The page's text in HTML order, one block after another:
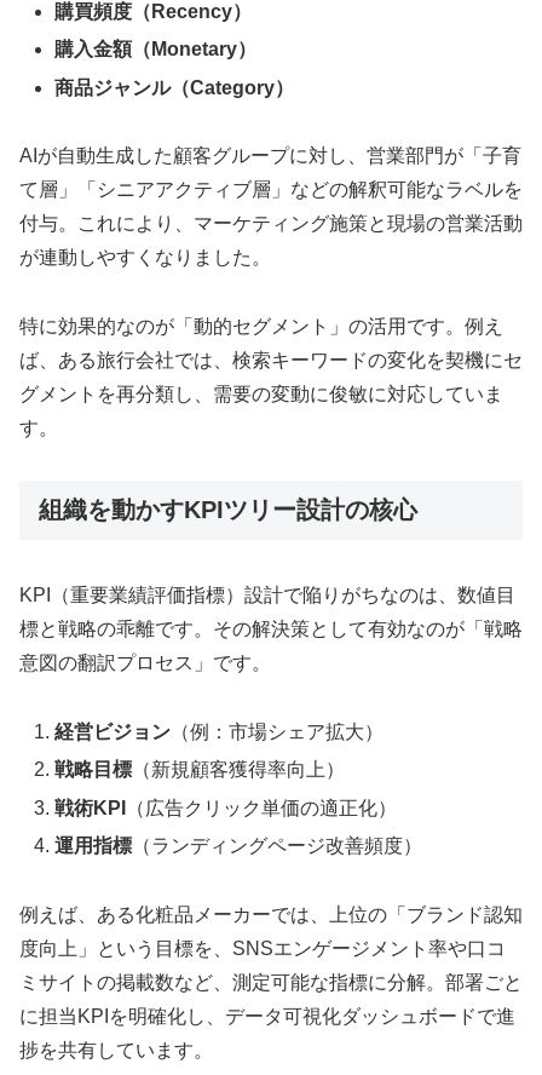
購買頻度（Recency）
購入金額（Monetary）
商品ジャンル（Category）
AIが自動生成した顧客グループに対し、営業部門が「子育
て層」「シニアアクティブ層」などの解釈可能なラベルを
付与。これにより、マーケティング施策と現場の営業活動
が連動しやすくなりました。
特に効果的なのが「動的セグメント」の活用です。例え
ば、ある旅行会社では、検索キーワードの変化を契機にセ
グメントを再分類し、需要の変動に俊敏に対応していま
す。
組織を動かすKPIツリー設計の核心
KPI（重要業績評価指標）設計で陥りがちなのは、数値目
標と戦略の乖離です。その解決策として有効なのが「戦略
意図の翻訳プロセス」です。
経営ビジョン （例：市場シェア拡大）
戦略目標 （新規顧客獲得率向上）
戦術KPI
（広告クリック単価の適正化）
運用指標 （ランディングページ改善頻度）
例えば、ある化粧品メーカーでは、上位の「ブランド認知
度向上」という目標を、SNSエンゲージメント率や口コ
ミサイトの掲載数など、測定可能な指標に分解。部署ごと
に担当KPIを明確化し、データ可視化ダッシュボードで進
捗を共有しています。